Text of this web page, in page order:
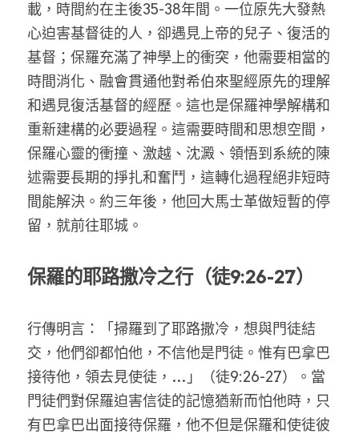
載，時間約在主後35-38年間。一位原先大發熱
心迫害基督徒的人，卻遇見上帝的兒子、復活的
基督；保羅充滿了神學上的衝突，他需要相當的
時間消化、融會貫通他對希伯來聖經原先的理解
和遇見復活基督的經歷。這也是保羅神學解構和
重新建構的必要過程。這需要時間和思想空間，
保羅心靈的衝撞、激越、沈澱、領悟到系統的陳
述需要長期的掙扎和奮鬥，這轉化過程絕非短時
間能解決。約三年後，他回大馬士革做短暫的停
留，就前往耶城。
保羅的耶路撒冷之行（徒9:26-27）
行傳明言：「掃羅到了耶路撒冷，想與門徒結
交，他們卻都怕他，不信他是門徒。惟有巴拿巴
接待他，領去見使徒，…」（徒9:26-27）。當
門徒們對保羅迫害信徒的記憶猶新而怕他時，只
有巴拿巴出面接待保羅，他不但是保羅和使徒彼